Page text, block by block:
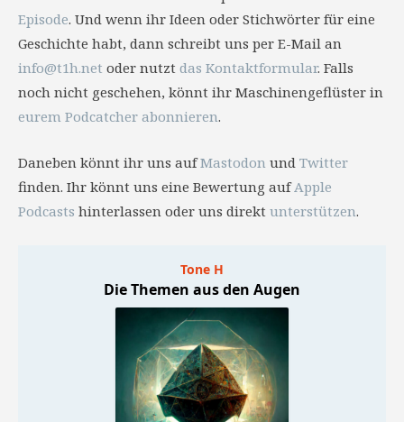
Episode. Und wenn ihr Ideen oder Stichwörter für eine
Geschichte habt, dann schreibt uns per E-Mail an
info@t1h.net oder nutzt das Kontaktformular. Falls
noch nicht geschehen, könnt ihr Maschinengeflüster in
eurem Podcatcher abonnieren.
Daneben könnt ihr uns aufMastodon und Twitter
finden. Ihr könnt uns eine Bewertung aufApple
Podcasts hinterlassen oder uns direkt unterstützen.